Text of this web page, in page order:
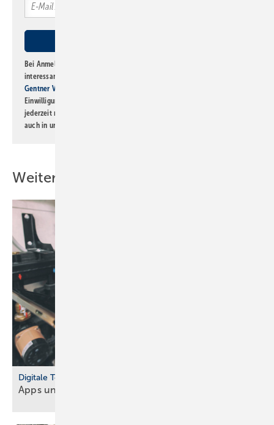
Bei Anmeldung zu diesem Newsletter bin ich damit einverstanden, über
interessante Verlags- und Online-Angebote
Gentner Verlag GmbH & Co. KG
Einwilligung kann ich jederzeit widerrufen und eine Abmeldung ist
jederzeit möglich. Informationen zum Umgang mit Daten finden Sie
auch in unserer
Weitere Inhalte
Digitale Tools
Apps und Soft­ware für Hand­werker und